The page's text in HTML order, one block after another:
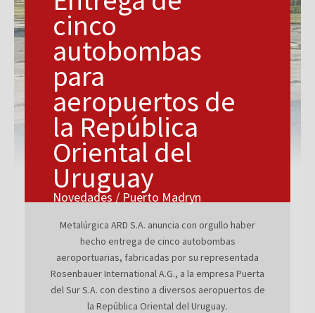
cinco
autobombas
para
aeropuertos de
la República
Oriental del
Uruguay
Novedades / Puerto Madryn
Metalúrgica ARD S.A. anuncia con orgullo haber
hecho entrega de cinco autobombas
aeroportuarias, fabricadas por su representada
Rosenbauer International A.G., a la empresa Puerta
del Sur S.A. con destino a diversos aeropuertos de
la República Oriental del Uruguay.